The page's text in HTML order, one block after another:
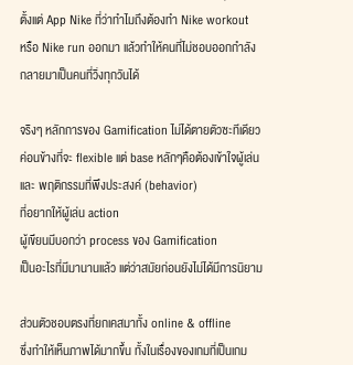
ตั้งแต่ App Nike ที่ว่าทำไมถึงต้องทำ Nike workout
หรือ Nike run ออกมา แล้วทำให้คนที่ไม่ชอบออกกำลัง
กลายมาเป็นคนที่วิ่งทุกวันได้
จริงๆ หลักการของ Gamification ไม่ได้ตายตัวซะทีเดียว
ค่อนข้างที่จะ flexible แต่ base หลักๆคือต้องเข้าใจผู้เล่น
และ พฤติกรรมที่พึงประสงค์ (behavior)
ที่อยากให้ผู้เล่น action
ผู้เขียนมีบอกว่า process ของ Gamification
เป็นอะไรที่มีมานานแล้ว แต่ว่าสมัยก่อนยังไม่ได้มีการนิยาม
ส่วนตัวชอบตรงที่ยกเคสมาทั้ง online & offline
ซึ่งทำให้เห็นภาพได้มากขึ้น ทั้งในเรื่องของเกมที่เป็นเกม